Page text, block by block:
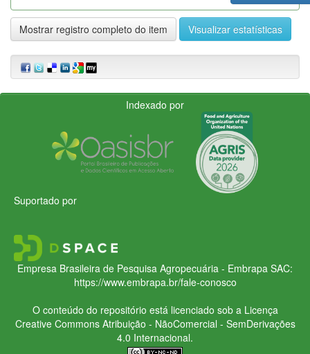
Mostrar registro completo do item Visualizar estatísticas
Indexado por
Suportado por
Empresa Brasileira de Pesquisa Agropecuária - Embrapa SAC:
https://www.embrapa.br/fale-conosco
O conteúdo do repositório está licenciado sob a Licença
Creative CommonsAtribuição - NãoComercial - SemDerivações
4.0 Internacional.